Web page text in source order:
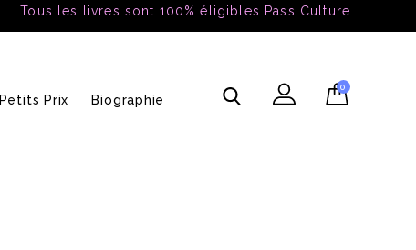
Tous les livres sont 100% éligibles Pass Culture
Petits Prix Biographie
0